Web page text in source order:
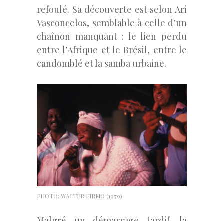
refoulé. Sa découverte est selon Ari
Vasconcelos, semblable à celle d’un
chaînon manquant : le lien perdu
entre l’Afrique et le Brésil, entre le
candomblé et la samba urbaine.
PHOTO: WALTER FIRMO (1979)